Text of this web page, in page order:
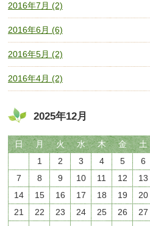
2016年7月 (2)
2016年6月 (6)
2016年5月 (2)
2016年4月 (2)
2025年12月
日 月 火 水 木 金
土
1
2 3 4 5
6
7
8 9 10 11 12
13
14
15 16 17 18 19
20
21
22 23 24 25 26
27